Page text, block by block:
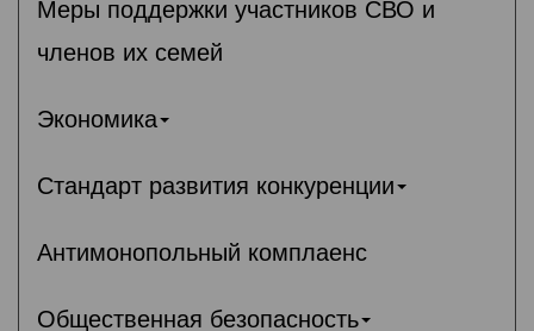
Меры поддержки участников СВО и
членов их семей
Экономика
Стандарт развития конкуренции
Антимонопольный комплаенс
Общественная безопасность